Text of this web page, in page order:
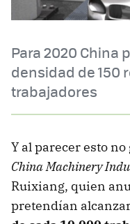
Para 2020 China
densidad de 150
trabajadores
Y al parecer esto
China Machinery
Ruixiang, quien
pretendían